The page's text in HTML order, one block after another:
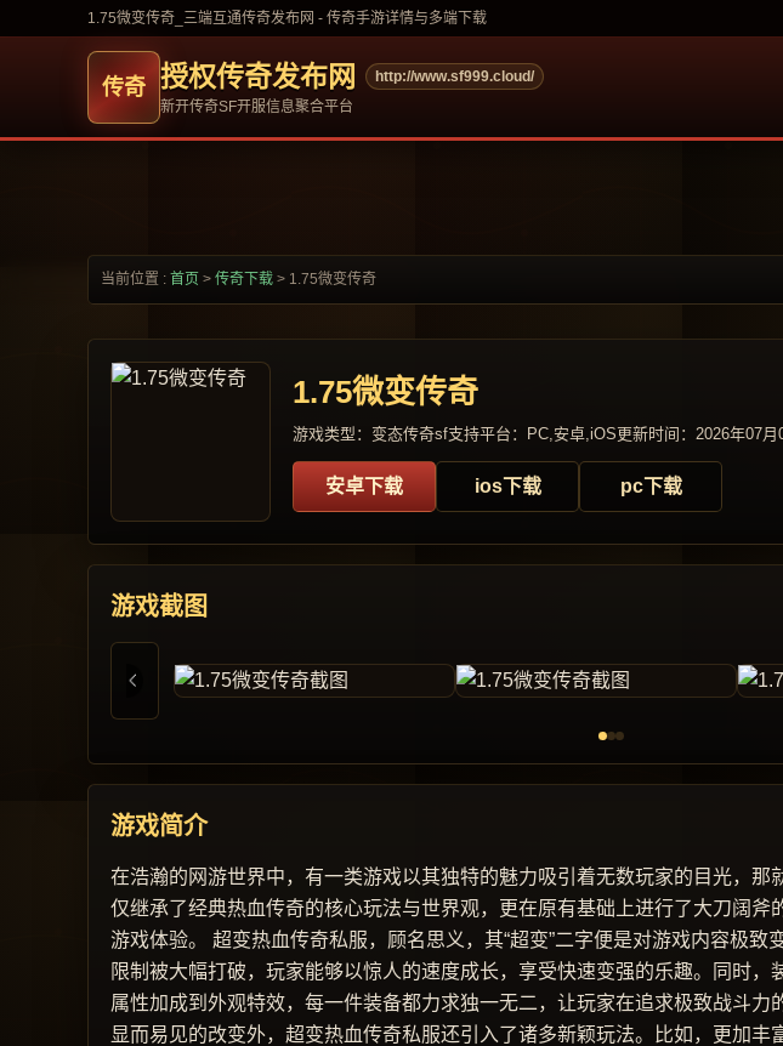
1.75微变传奇_三端互通传奇发布网 - 传奇手游详情与多端下载
授权传奇发布网
http://www.sf999.cloud/
新开传奇SF开服信息聚合平台
当前位置 : 首页 > 传奇下载 > 1.75微变传奇
1.75微变传奇
游戏类型：变态传奇sf支持平台：PC,安卓,iOS更新时间：2026年07月
安卓下载 ios下载 pc下载
游戏截图
游戏简介
在浩瀚的网游世界中，有一类游戏以其独特的魅力吸引着无数玩家的目光，那
仅继承了经典热血传奇的核心玩法与世界观，更在原有基础上进行了大刀阔斧
游戏体验。 超变热血传奇私服，顾名思义，其“超变”二字便是对游戏内容极致
限制被大幅打破，玩家能够以惊人的速度成长，享受快速变强的乐趣。同时，
属性加成到外观特效，每一件装备都力求独一无二，让玩家在追求极致战斗力
显而易见的改变外，超变热血传奇私服还引入了诸多新颖玩法。比如，更加丰